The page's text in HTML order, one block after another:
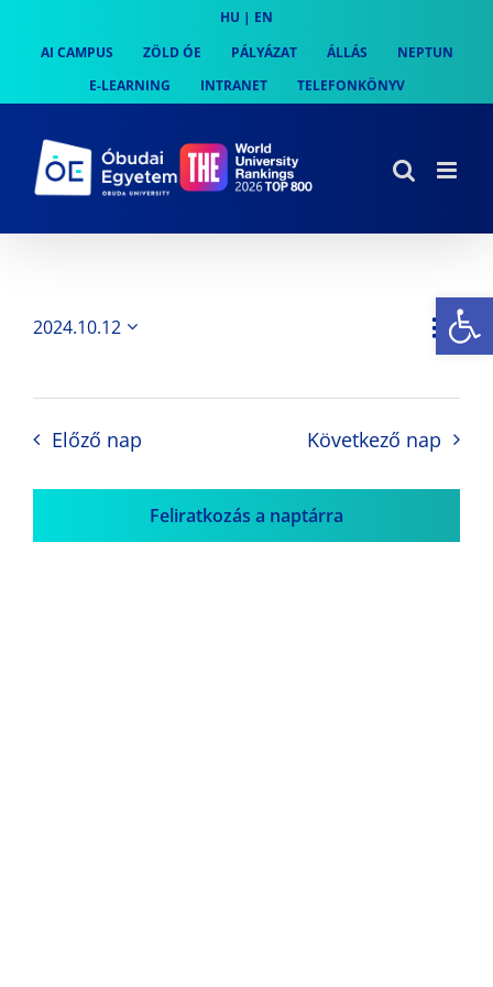
content
HU | EN
AI CAMPUS
ZÖLD ÓE PÁLYÁZAT ÁLLÁS
NEPTUN
E-LEARNING
INTRANET TELEFONKÖNYV
Nap
2024.10.12
Előző nap Következő nap
Feliratkozás a naptárra